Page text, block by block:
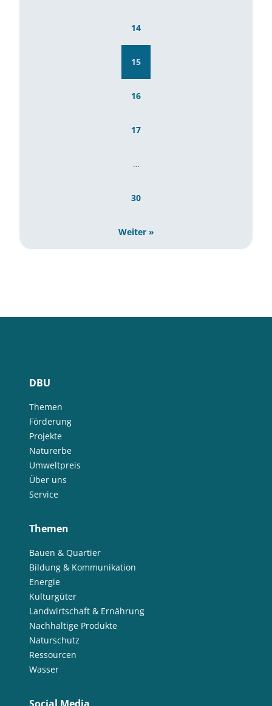
14
15
16
17
…
30
Weiter »
DBU
Themen
Förderung
Projekte
Naturerbe
Umweltpreis
Über uns
Service
Themen
Bauen & Quartier
Bildung & Kommunikation
Energie
Kulturgüter
Landwirtschaft & Ernährung
Nachhaltige Produkte
Naturschutz
Ressourcen
Wasser